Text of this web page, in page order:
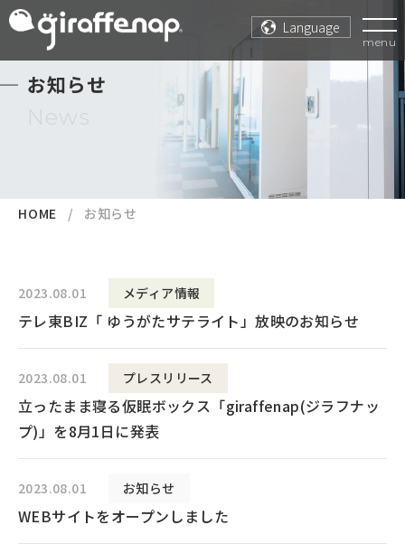
Language
menu
お知らせ
News
HOME お知らせ
2023.08.01 メディア情報
テレ東BIZ「 ゆうがたサテライト」放映のお知らせ
2023.08.01 プレスリリース
立ったまま寝る仮眠ボックス「giraffenap(ジラフナッ
プ)」を8月1日に発表
2023.08.01 お知らせ
WEBサイトをオープンしました